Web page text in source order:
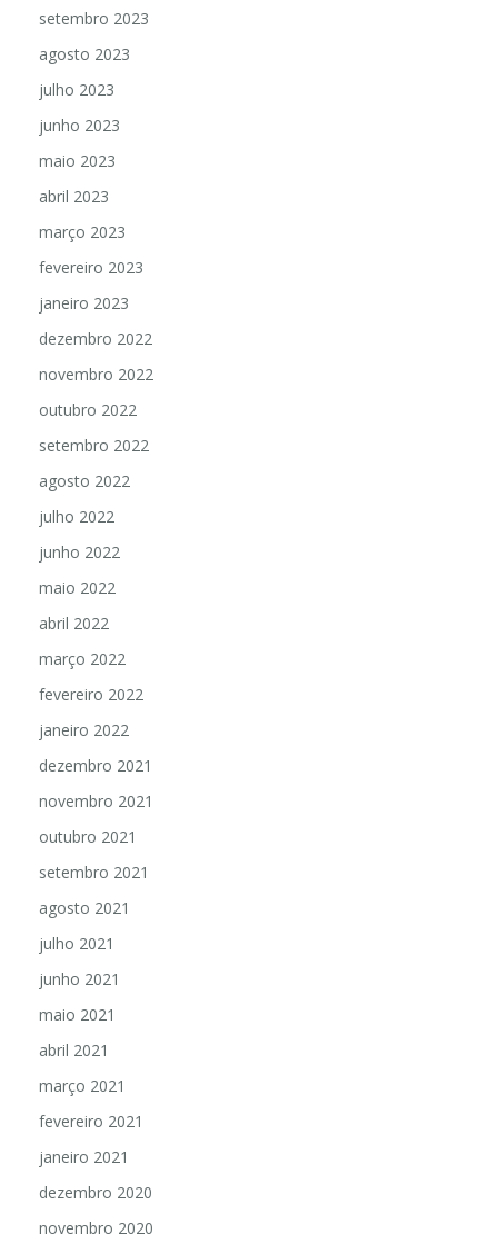
setembro 2023
agosto 2023
julho 2023
junho 2023
maio 2023
abril 2023
março 2023
fevereiro 2023
janeiro 2023
dezembro 2022
novembro 2022
outubro 2022
setembro 2022
agosto 2022
julho 2022
junho 2022
maio 2022
abril 2022
março 2022
fevereiro 2022
janeiro 2022
dezembro 2021
novembro 2021
outubro 2021
setembro 2021
agosto 2021
julho 2021
junho 2021
maio 2021
abril 2021
março 2021
fevereiro 2021
janeiro 2021
dezembro 2020
novembro 2020